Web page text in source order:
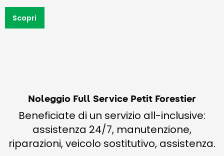
Scopri
Noleggio Full Service Petit Forestier
Beneficiate di un servizio all-inclusive:
assistenza 24/7, manutenzione,
riparazioni, veicolo sostitutivo, assistenza.